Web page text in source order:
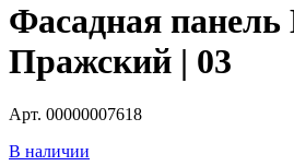
Фасадная
Пражский | 03
Арт. 00000007618
В наличии